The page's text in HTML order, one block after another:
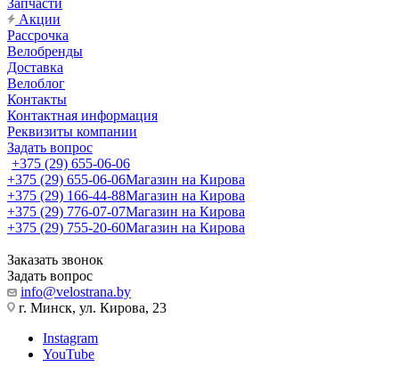
Запчасти
Акции
Рассрочка
Велобренды
Доставка
Велоблог
Контакты
Контактная информация
Реквизиты компании
Задать вопрос
+375 (29) 655-06-06
+375 (29) 655-06-06Магазин на Кирова
+375 (29) 166-44-88Магазин на Кирова
+375 (29) 776-07-07Магазин на Кирова
+375 (29) 755-20-60Магазин на Кирова
Заказать звонок
Задать вопрос
info@velostrana.by
г. Минск, ул. Кирова, 23
Instagram
YouTube